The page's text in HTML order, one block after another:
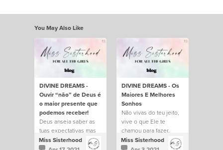
You May Also Like
DIVINE DREAMS -
Ouvir “não” de Deus é
o maior presente que
podemos receber!
Deus anseia saber as
tuas expectativas mas
para exceder tudo que
esperas que Ele possa
Miss Sisterhood
DIVINE DREAMS - Os
Maiores E Melhores
Sonhos
Não vivas do teu jeito,
vive o que Ele te
chamou para fazer.
Miss Sisterhood